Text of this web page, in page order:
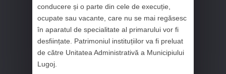
conducere și o parte din cele de execuție,
ocupate sau vacante, care nu se mai regăsesc
în aparatul de specialitate al primarului vor fi
desființate. Patrimoniul instituțiilor va fi preluat
de către Unitatea Administrativă a Municipiului
Lugoj.